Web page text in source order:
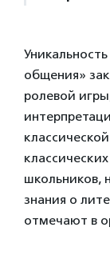
общения»
ролевой
школьников,
знания о
отмечают в